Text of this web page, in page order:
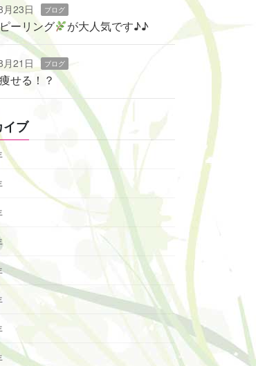
23日 ブログ
ーリング ‬が大人気です♪♪
21日 ブログ
せる！？
イブ